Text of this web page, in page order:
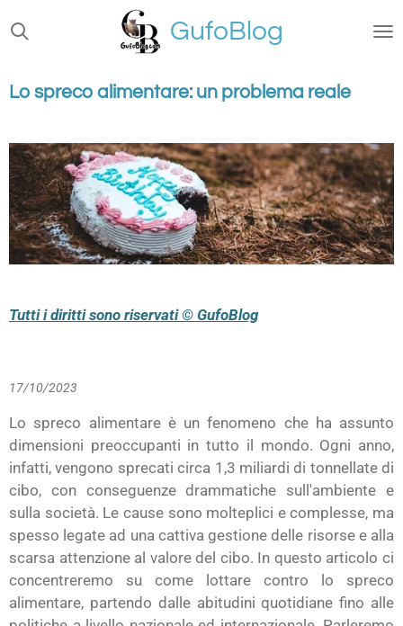
Vai
al
principale
GufoBlog
Lo spreco alimentare: un problema reale
Tutti i diritti sono riservati © GufoBlog
17/10/2023
Lo spreco alimentare è un fenomeno che ha assunto
dimensioni preoccupanti in tutto il mondo. Ogni anno,
infatti, vengono sprecati circa 1,3 miliardi di tonnellate di
cibo, con conseguenze drammatiche sull'ambiente e
sulla società. Le cause sono molteplici e complesse, ma
spesso legate ad una cattiva gestione delle risorse e alla
scarsa attenzione al valore del cibo. In questo articolo ci
concentreremo su come lottare contro lo spreco
alimentare, partendo dalle abitudini quotidiane fino alle